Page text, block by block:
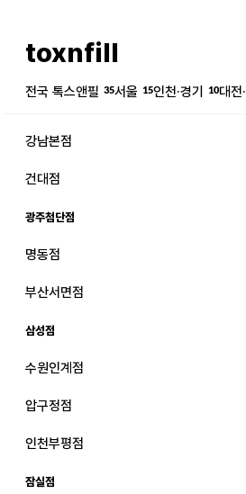
강남본점
관악서울대입구점
광주상무점
남자
toxnfill
전국 톡스앤필 35서울 15인천·경기 10대전
강남본점
건대점
광주첨단점
명동점
부산서면점
삼성점
수원인계점
압구정점
인천부평점
잠실점